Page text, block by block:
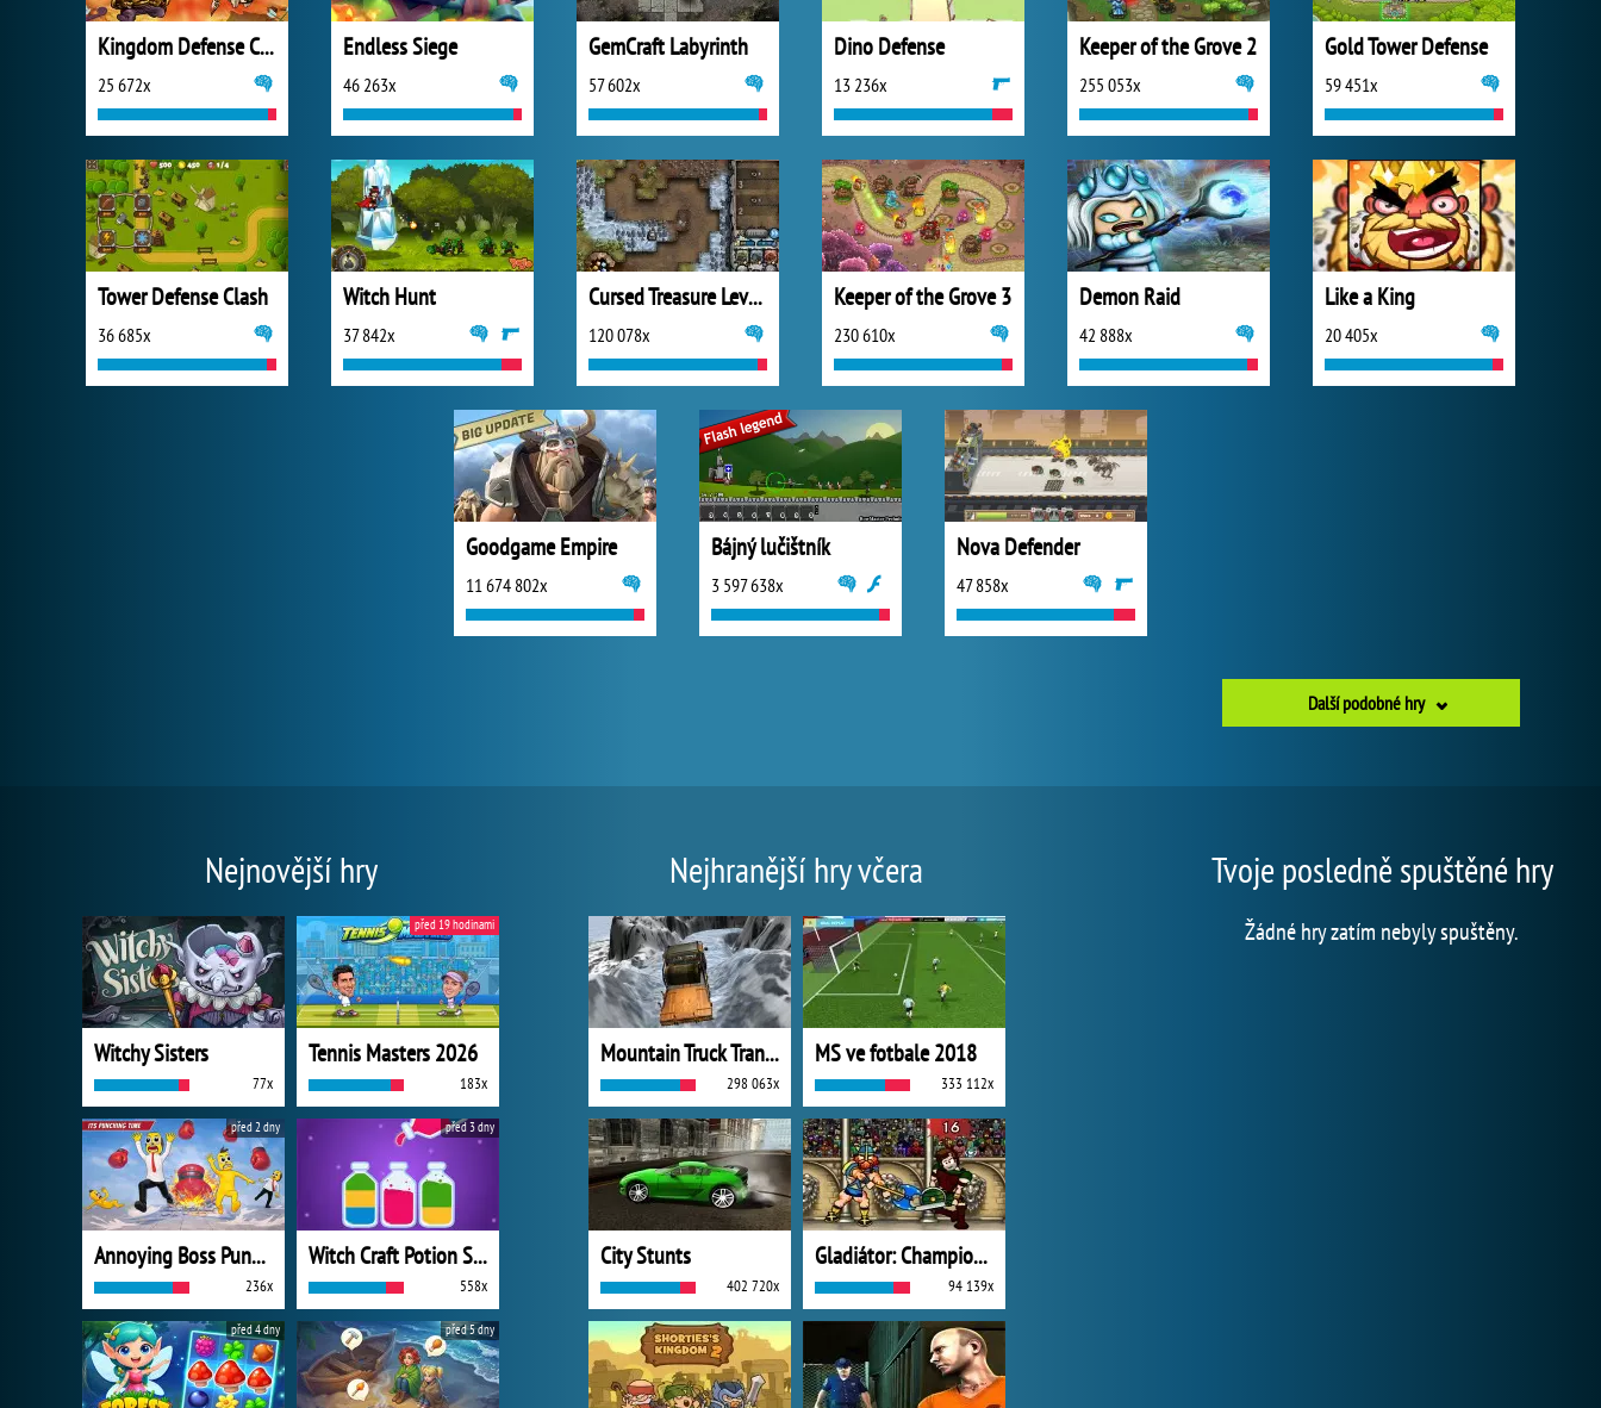
Kingdom Defense Chaos Time
25 672x
Endless Siege
46 263x
GemCraft Labyrinth
57 602x
Dino Defense
13 236x
Keeper of the Grove 2
255 053x
Gold Tower Defense
59 451x
Tower Defense Clash
36 685x
Witch Hunt
37 842x
Cursed Treasure Level Pack
120 078x
Keeper of the Grove 3
230 610x
Demon Raid
42 888x
Like a King
20 405x
Goodgame Empire
11 674 802x
Bájný lučištník
3 597 638x
Nova Defender
47 858x
Další podobné hry
Nejnovější hry
Witchy Sisters
77x
Tennis Masters 2026
183x
před 19 hodinami
Annoying Boss Punch Game
236x
před 2 dny
Witch Craft Potion Sort
558x
před 3 dny
před 4 dny před 5 dny
Nejhranější hry včera
Mountain Truck Transport
298 063x
MS ve fotbale 2018
333 112x
City Stunts
402 720x
Gladiátor: Champions Sprint
94 139x
Tvoje posledně spuštěné hry
Žádné hry zatím nebyly spuštěny.